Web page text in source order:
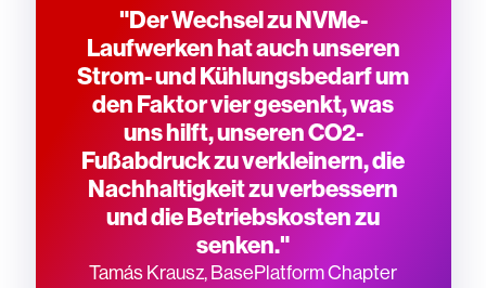
"Der Wechsel zu NVMe-
Laufwerken hat auch unseren
Strom- und Kühlungsbedarf um
den Faktor vier gesenkt, was
uns hilft, unseren CO2-
Fußabdruck zu verkleinern, die
Nachhaltigkeit zu verbessern
und die Betriebskosten zu
senken."
Tamás Krausz, BasePlatform Chapter